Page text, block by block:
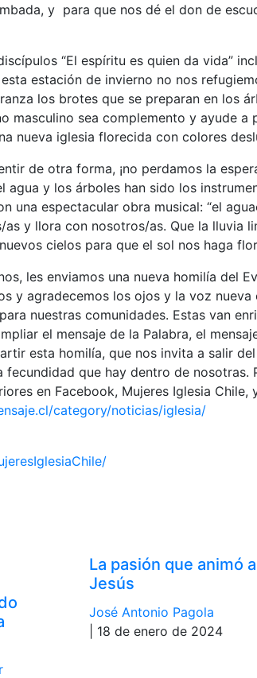
y para que nos dé el don de
“El espíritu es quien da vida”
estación de invierno no nos
los brotes que se preparan en los
masculino sea complemento y ayude a
nueva iglesia florecida con colores
de otra forma, ¡no perdamos la
agua y los árboles han sido los
una espectacular obra musical: “el
y llora con nosotros/as. Que la lluvia
cielos para que el sol nos haga
les enviamos una nueva homilía del
y agradecemos los ojos y la voz nueva
nuestras comunidades. Estas van
el mensaje de la Palabra, el
esta homilía, que nos invita a salir
que hay dentro de nosotras.
en Facebook, Mujeres Iglesia Chile,
category/noticias/iglesia/
La pasión que animó a
Jesús
José Antonio Pagola
| 18 de enero de 2024